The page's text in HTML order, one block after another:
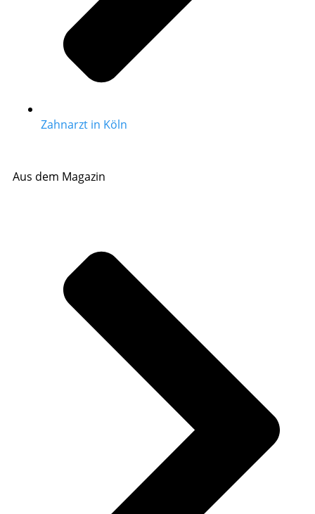
Zahnarzt in Köln
Aus dem Magazin